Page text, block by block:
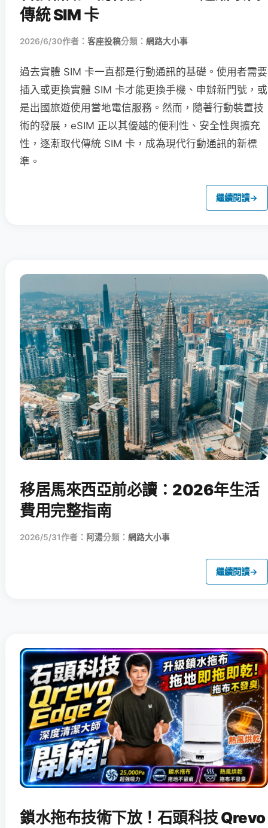
傳統 SIM 卡
2026/6/30作者： 客座投稿分類： 網路大小事
過去實體 SIM 卡一直都是行動通訊的基礎。使用者需要
插入或更換實體 SIM 卡才能更換手機、申辦新門號，或
是出國旅遊使用當地電信服務。然而，隨著行動裝置技
術的發展，eSIM 正以其優越的便利性、安全性與擴充
性，逐漸取代傳統 SIM 卡，成為現代行動通訊的新標
準。
繼續閱讀→
移居馬來西亞前必讀：2026年生活
費用完整指南
2026/5/31作者： 阿湯分類： 網路大小事
繼續閱讀→
鎖水拖布技術下放！石頭科技 Qrevo